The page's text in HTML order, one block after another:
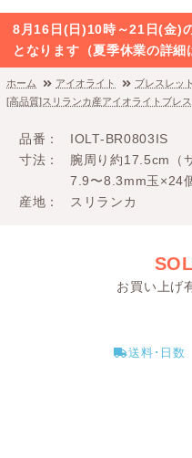
8月16日(日)10時～21日(金)
となります（夏季休業の詳細
ホーム アイオライト
ブレスレット
[高品質]スリランカ産アイオライトブレス
品番
IOLT-BR0803IS
寸法
腕周り約17.5cm（
7.9〜8.3mm玉×24
産地
スリランカ
お買い上げ
送料･日数